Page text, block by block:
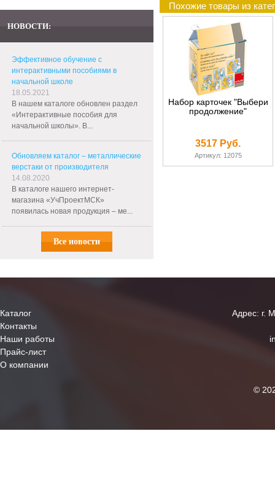
НОВОСТИ:
Эффективное обучение с
интерактивными пособиями в
начальной школе
18.05.2021
В нашем каталоге обновлен раздел
«Интерактивные пособия для
начальной школы». В...
Обновляем каталог – металлические
верстаки от производителя
14.08.2020
В каталоге нашего интернет-
магазина «УчПроектМСК»
появилась новая продукция – ме...
Все новости
Похожие товары из
Набор карточек "Выбери
продолжение"
3517 Руб.
Артикул: 12075
Каталог
Контакты
Наши работы
Прайс-лист
О компании
Адрес: г.
©